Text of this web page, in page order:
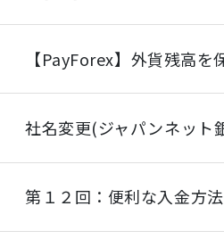
【PayForex】外貨残高
社名変更(ジャパンネット
第１２回：便利な入金方